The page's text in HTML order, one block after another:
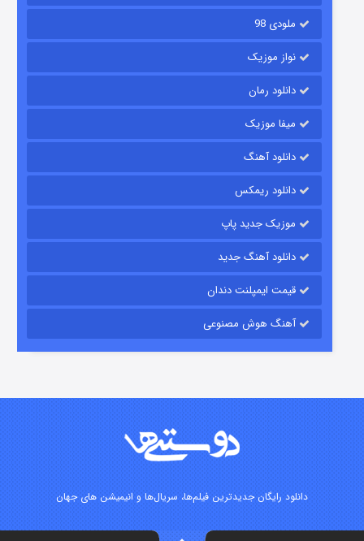
قسمت۱۵ (دوبله) منتشر شد
ملودی 98
نواز موزیک
دانلود رمان
میفا موزیک
دانلود آهنگ
دانلود ریمکس
موزیک جدید پاپ
دانلود آهنگ جدید
قیمت ایمپلنت دندان
آهنگ هوش مصنوعی
دانلود رایگان جدیدترین فیلم‌ها، سریال‌ها و انیمیشن های جهان